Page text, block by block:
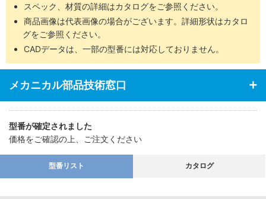
スペック、材質の詳細はカタログをご参照ください。
商品画像は代表画像の場合がございます。詳細形状はカタロ
グをご参照ください。
CADデータは、一部の型番には対応しておりません。
メカニカル部品技術窓口
型番が確定されました
価格をご確認の上、ご注文ください
型番リスト カタログ